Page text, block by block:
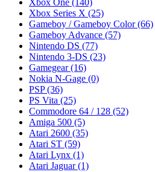
Xbox One (140)
Xbox Series X (25)
Gameboy / Gameboy Color(66)
Gameboy Advance (57)
Nintendo DS (77)
Nintendo 3-DS (23)
Gamegear(16)
Nokia N-Gage (0)
PSP(36)
PS Vita (25)
Commodore 64 / 128 (52)
Amiga 500 (5)
Atari 2600 (35)
Atari ST (59)
Atari Lynx (1)
Atari Jaguar(1)